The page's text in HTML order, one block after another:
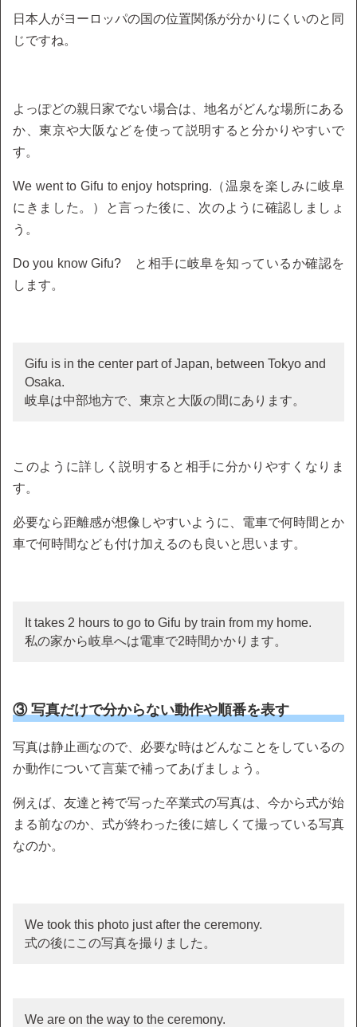
日本人がヨーロッパの国の位置関係が分かりにくいのと同
じですね。
よっぽどの親日家でない場合は、地名がどんな場所にある
か、東京や大阪などを使って説明すると分かりやすいで
す。
We went to Gifu to enjoy hotspring.（温泉を楽しみに岐阜
にきました。）と言った後に、次のように確認しましょ
う。
Do you know Gifu? と相手に岐阜を知っているか確認を
します。
Gifu is in the center part of Japan, between Tokyo and
Osaka.
岐阜は中部地方で、東京と大阪の間にあります。
このように詳しく説明すると相手に分かりやすくなりま
す。
必要なら距離感が想像しやすいように、電車で何時間とか
車で何時間なども付け加えるのも良いと思います。
It takes 2 hours to go to Gifu by train from my home.
私の家から岐阜へは電車で2時間かかります。
③ 写真だけで分からない動作や順番を表す
写真は静止画なので、必要な時はどんなことをしているの
か動作について言葉で補ってあげましょう。
例えば、友達と袴で写った卒業式の写真は、今から式が始
まる前なのか、式が終わった後に嬉しくて撮っている写真
なのか。
We took this photo just after the ceremony.
式の後にこの写真を撮りました。
We are on the way to the ceremony.